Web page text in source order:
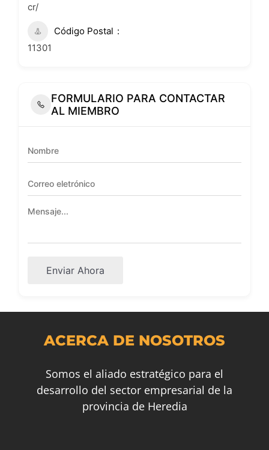
cr/
Código Postal
11301
FORMULARIO PARA CONTACTAR
AL MIEMBRO
Enviar Ahora
ACERCA DE NOSOTROS
Somos el aliado estratégico para el
desarrollo del sector empresarial de la
provincia de Heredia